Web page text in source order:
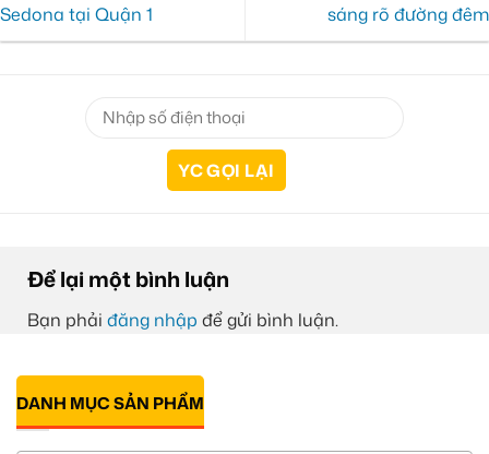
Sedona tại Quận 1
sáng rõ đường đêm
Để lại một bình luận
Bạn phải đăng nhập để gửi bình luận.
DANH MỤC SẢN PHẨM